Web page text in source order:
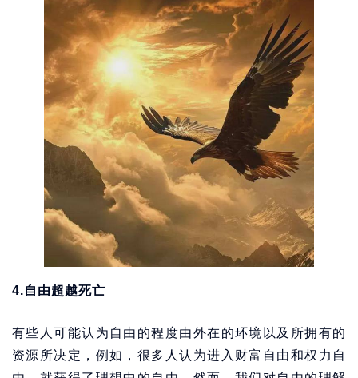
4.自由超越死亡
有些人可能认为自由的程度由外在的环境以及所拥有的
资源所决定，例如，很多人认为进入财富自由和权力自